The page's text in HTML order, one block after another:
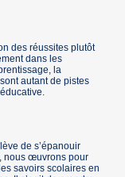
des réussites plutôt
dans les
la
autant de pistes
de s’épanouir
nous œuvrons pour
savoirs scolaires en